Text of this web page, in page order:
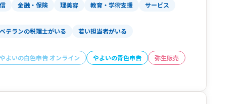
金融・保険 理美容 教育・学術支援
サービス
ベテランの税理士がいる
若い担当者がいる
やよいの白色申告 オンライン やよいの青色申告
弥生販売